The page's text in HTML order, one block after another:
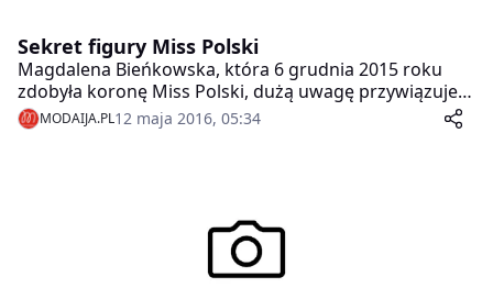
Sekret figury Miss Polski
Magdalena Bieńkowska, która 6 grudnia 2015 roku
zdobyła koronę Miss Polski, dużą uwagę przywiązuje
do tego co i jak je. Sprawdź, co zrobić, by mieć figurę
jak Miss Polski!
MODAIJA.PL12 maja 2016, 05:34